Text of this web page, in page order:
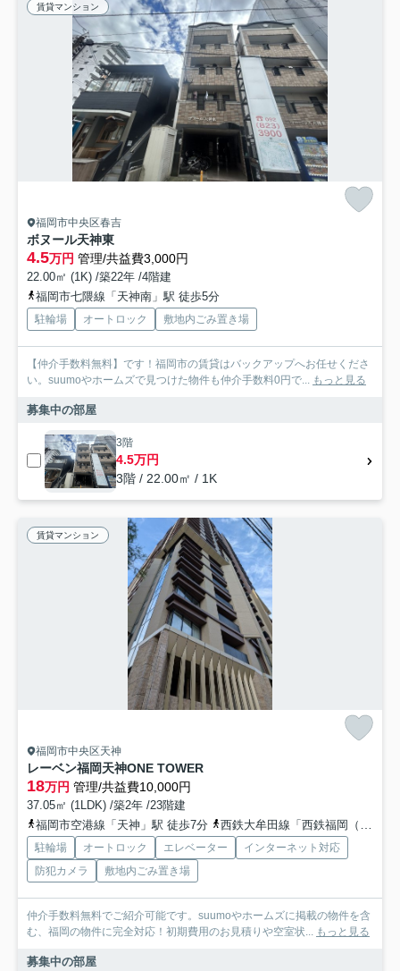
賃貸マンション
福岡市中央区春吉
ボヌール天神東
4.5万円 管理/共益費3,000円
22.00㎡ (1K) /築22年 /4階建
福岡市七隈線「天神南」駅 徒歩5分
駐輪場 オートロック 敷地内ごみ置き場
【仲介手数料無料】です！福岡市の賃貸はバックアップへお任せくださ
い。suumoやホームズで見つけた物件も仲介手数料0円で...
もっと見る
募集中の部屋
3階
4.5万円
3階 / 22.00㎡ / 1K
賃貸マンション
福岡市中央区天神
レーベン福岡天神ONE TOWER
18万円 管理/共益費10,000円
37.05㎡ (1LDK) /築2年 /23階建
福岡市空港線「天神」駅 徒歩7分
西鉄大牟田線「西鉄福岡（天神）」駅 徒歩13分
駐輪場 オートロック エレベーター
インターネット対応
防犯カメラ
敷地内ごみ置き場
仲介手数料無料でご紹介可能です。suumoやホームズに掲載の物件を含
む、福岡の物件に完全対応！初期費用のお見積りや空室状...
もっと見る
募集中の部屋